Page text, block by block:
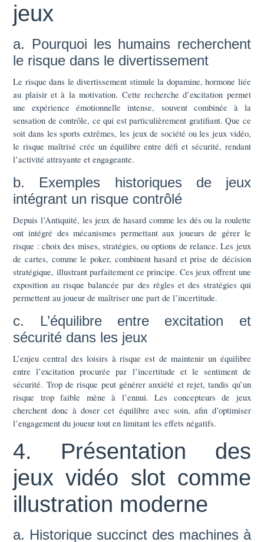
jeux
a. Pourquoi les humains recherchent
le risque dans le divertissement
Le risque dans le divertissement stimule la dopamine, hormone liée
au plaisir et à la motivation. Cette recherche d’excitation permet
une expérience émotionnelle intense, souvent combinée à la
sensation de contrôle, ce qui est particulièrement gratifiant. Que ce
soit dans les sports extrêmes, les jeux de société ou les jeux vidéo,
le risque maîtrisé crée un équilibre entre défi et sécurité, rendant
l’activité attrayante et engageante.
b. Exemples historiques de jeux
intégrant un risque contrôlé
Depuis l’Antiquité, les jeux de hasard comme les dés ou la roulette
ont intégré des mécanismes permettant aux joueurs de gérer le
risque : choix des mises, stratégies, ou options de relance. Les jeux
de cartes, comme le poker, combinent hasard et prise de décision
stratégique, illustrant parfaitement ce principe. Ces jeux offrent une
exposition au risque balancée par des règles et des stratégies qui
permettent au joueur de maîtriser une part de l’incertitude.
c. L’équilibre entre excitation et
sécurité dans les jeux
L’enjeu central des loisirs à risque est de maintenir un équilibre
entre l’excitation procurée par l’incertitude et le sentiment de
sécurité. Trop de risque peut générer anxiété et rejet, tandis qu’un
risque trop faible mène à l’ennui. Les concepteurs de jeux
cherchent donc à doser cet équilibre avec soin, afin d’optimiser
l’engagement du joueur tout en limitant les effets négatifs.
4. Présentation des
jeux vidéo slot comme
illustration moderne
a. Historique succinct des machines à